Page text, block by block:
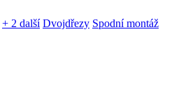
+ 2 další Dvojdřezy Spodní montáž